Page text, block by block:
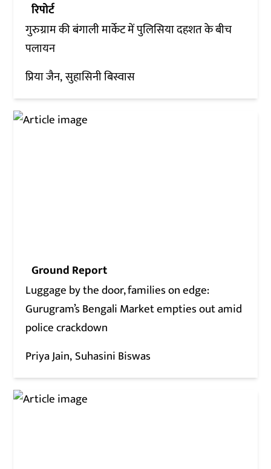
रिपोर्ट
गुरुग्राम की बंगाली मार्केट में पुलिसिया दहशत के बीच
पलायन
प्रिया जैन सुहासिनी बिस्वास
Ground Report
Luggage by the door, families on edge:
Gurugram’s Bengali Market empties out amid
police crackdown
Priya Jain Suhasini Biswas